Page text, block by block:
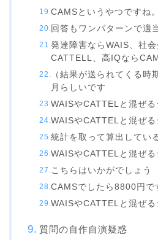
CAMSというやつですね。
回答もワンパターンで適
発達障害ならWAIS、社
CATTELL、高IQなら
（結果が送られてくる時
月らしいです
WAISやCATTELと混ぜる
WAISやCATTELと混ぜる
統計を取って算出してい
WAISやCATTELと混ぜる
こちらはいかがでしょう
CAMSでしたら8800円で
WAISやCATTELと混ぜる
質問の自作自演疑惑